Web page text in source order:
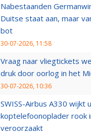
Nabestaanden
Duitse staat aan, maar
bot
30-07-2026, 11:58
Vraag naar vliegtickets
druk door oorlog in het
30-07-2026, 10:36
SWISS-Airbus A330 wijkt
koptelefoonoplader rook
veroorzaakt